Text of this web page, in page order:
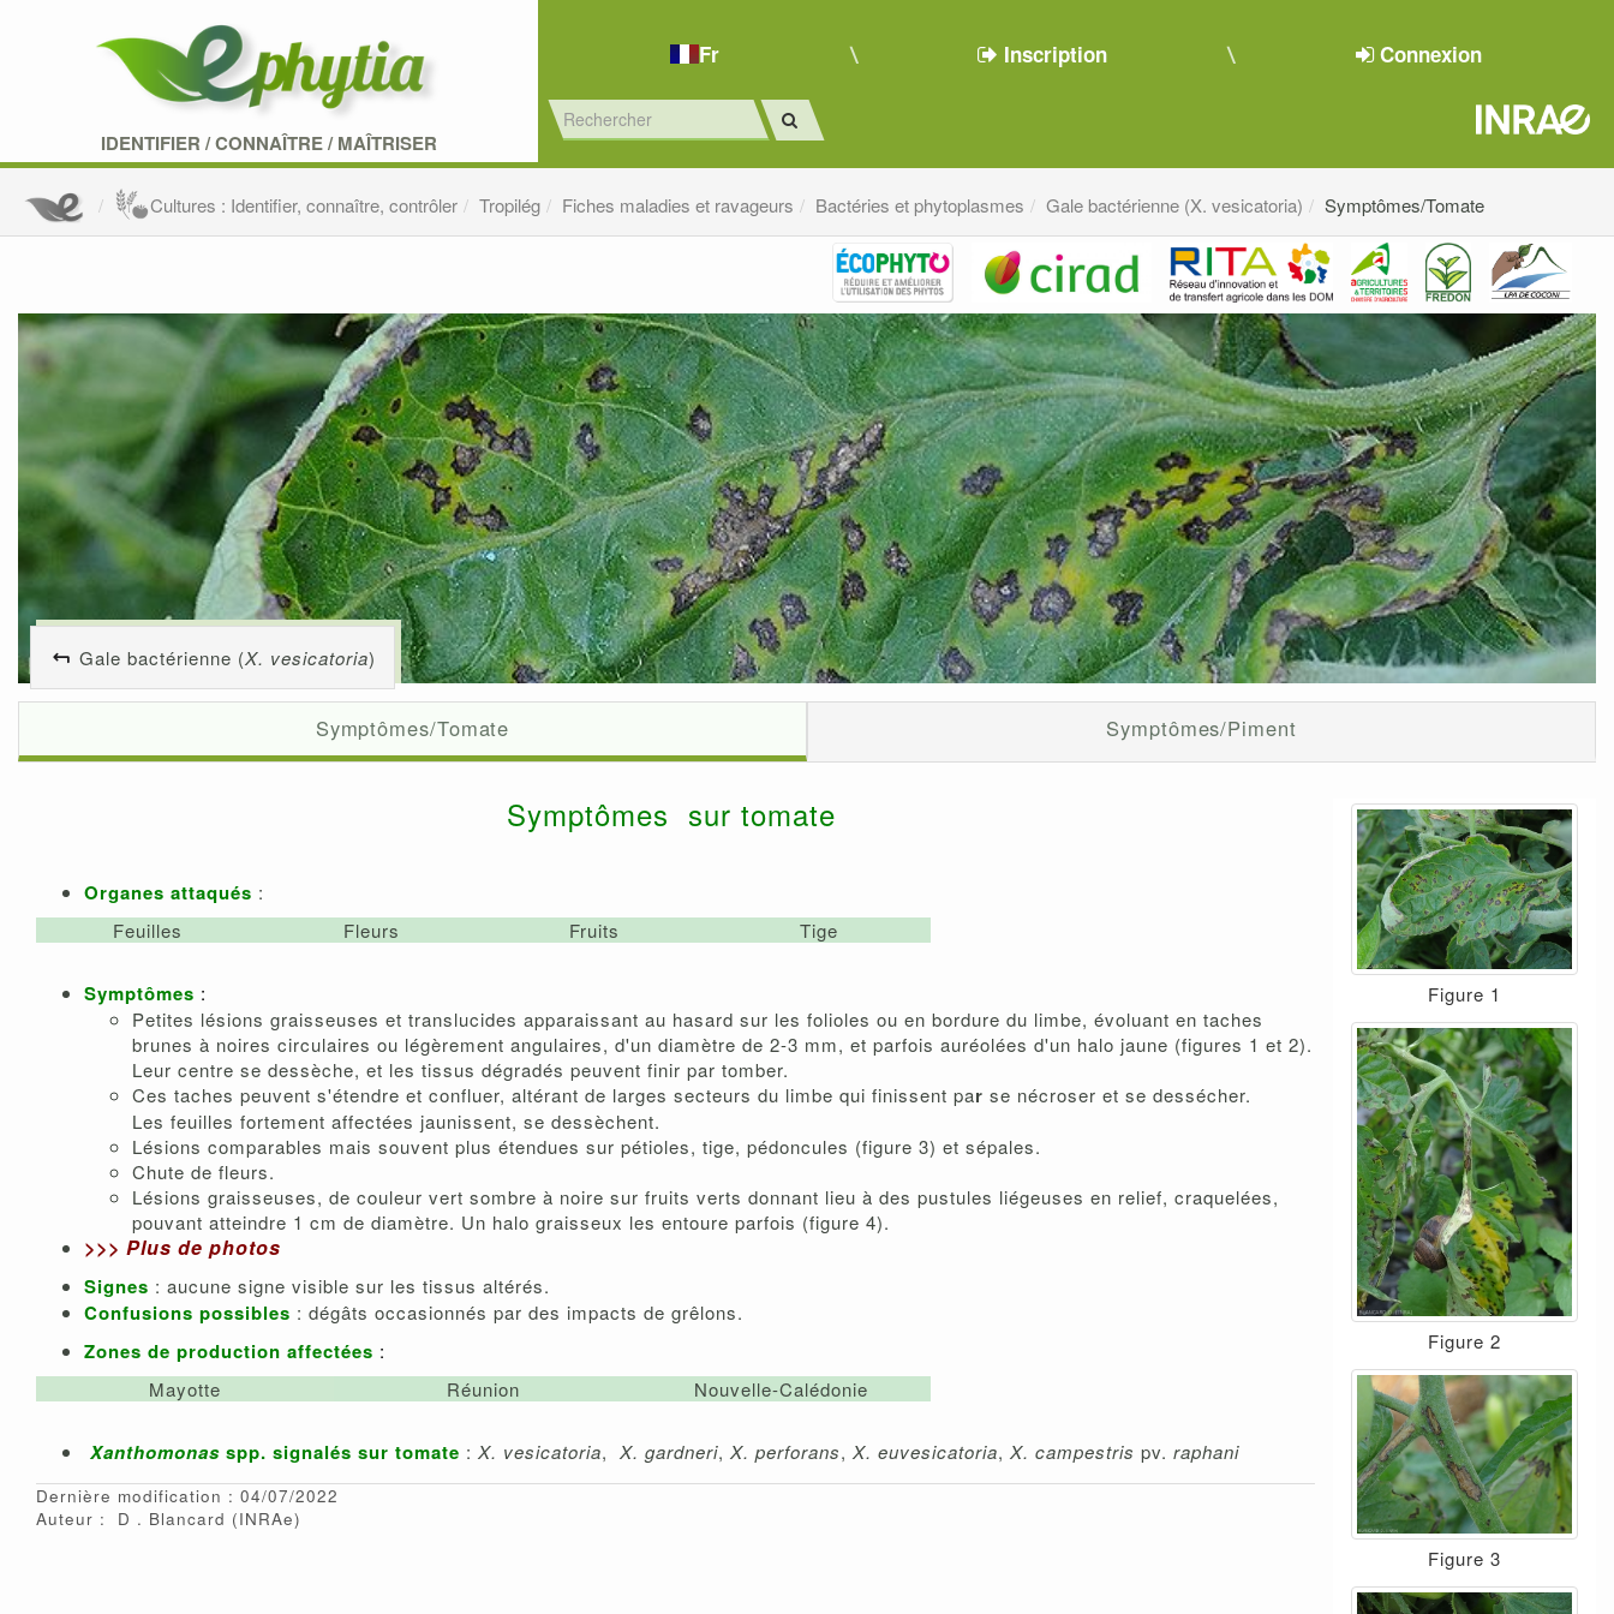
IDENTIFIER /CONNAÎTRE/MAÎTRISER
Fr Inscription Connexion
Cultures : Identifier, connaître, contrôler Tropilég Fiches maladies et ravageurs Bactéries et phytoplasmes Gale bactérienne (X. vesicatoria) Symptômes/Tomate
Gale bactérienne (X. vesicatoria)
Symptômes/Tomate Symptômes/Piment
Symptômes sur tomate
Organes attaqués :
Feuilles
Fleurs Fruits Tige
Symptômes :
Petites lésions graisseuses et translucides apparaissant au hasard sur les folioles ou en bordure du limbe, évoluant en taches
brunes à noires circulaires ou légèrement angulaires, d'un diamètre de 2-3 mm, et parfois auréolées d'un halo jaune (figures 1 et 2).
Leur centre se dessèche, et les tissus dégradés peuvent finir par tomber.
Ces taches peuvent s'étendre et confluer, altérant de larges secteurs du limbe qui finissent par se nécroser et se dessécher.
Les feuilles fortement affectées jaunissent, se dessèchent.
Lésions comparables mais souvent plus étendues sur pétioles, tige, pédoncules (figure 3) et sépales.
Chute de fleurs.
Lésions graisseuses, de couleur vert sombre à noire sur fruits verts donnant lieu à des pustules liégeuses en relief, craquelées,
pouvant atteindre 1 cm de diamètre. Un halo graisseux les entoure parfois (figure 4).
>>> Plus de photos
Signes : aucune signe visible sur les tissus altérés.
Confusions possibles : dégâts occasionnés par des impacts de grêlons.
Zones de production affectées :
Mayotte
Réunion Nouvelle-Calédonie
Xanthomonas spp. signalés sur tomate : X. vesicatoria, X. gardneri, X. perforans, X. euvesicatoria, X. campestris pv. raphani
Dernière modification : 04/07/2022
Auteur :
D Blancard (INRAe)
Figure 1
Figure 2
Figure 3